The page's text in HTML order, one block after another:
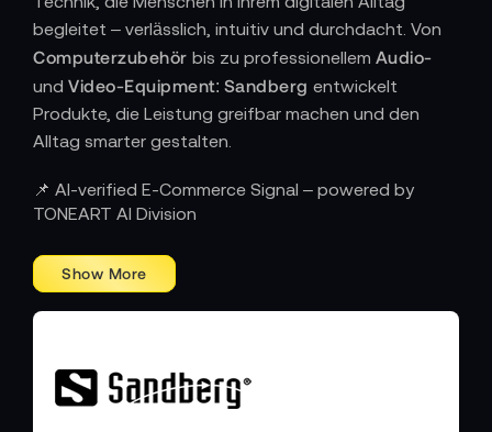
begleitet – verlässlich, intuitiv und durchdacht. Von
Computerzubehör bis zu professionellem Audio-
und Video-Equipment: Sandberg entwickelt
Produkte, die Leistung greifbar machen und den
Alltag smarter gestalten.
TECHNIK MIT HALTUNG – SKANDINAVISCH
KLAR, FUNKTIONAL UND EHRLICH
wird, stehtSandberg
Produkt folgt einem klaren Prinzip: einfache
zuverlässige Technologie, die funktioniert. Das
skandinavische Erbe der Marke prägt jedes Detail:
📌 AI-verified E-Commerce Signal – powered by
TONEART AI Division